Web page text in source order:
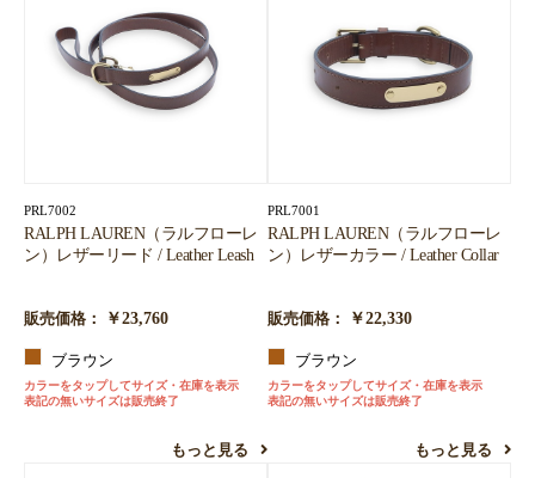
PRL7002
RALPH LAUREN（ラルフローレ
ン）レザーリード / Leather Leash
販売価格： ￥23,760
ブラウン
カラーをタップしてサイズ・在庫を表示
表記の無いサイズは販売終了
もっと見る
PRL7001
RALPH LAUREN（ラルフローレ
ン）レザーカラー / Leather Collar
販売価格： ￥22,330
ブラウン
カラーをタップしてサイズ・在庫を表示
表記の無いサイズは販売終了
もっと見る